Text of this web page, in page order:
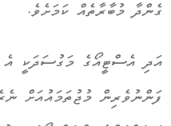
ގެންދާ މުބާރާތެއް ކަމަށެވެ.
އަދި އެސްޓީއޯގެ މަގުސަދަކީ
ފަންނުވެރިން މުޖުތަމައުއަށް